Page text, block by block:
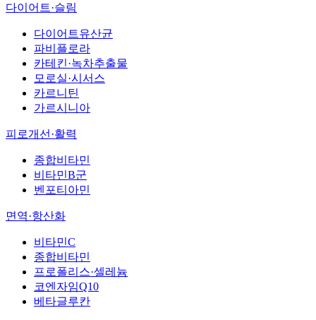
다이어트·슬림
다이어트유산균
파비플로라
카테킨·녹차추출물
모로실·시서스
카르니틴
가르시니아
피로개선·활력
종합비타민
비타민B군
벤포티아민
면역·항산화
비타민C
종합비타민
프로폴리스·셀레늄
코엔자임Q10
베타글루칸